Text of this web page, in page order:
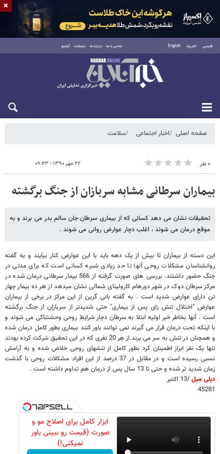
فارسی العربية English تماس با ما درباره ما تبلیغات آرشیو
شنبه ۱۷ مرداد ۱۴۰۵
صفحه اصلی اخبار اجتماعی سلامت
۰ نفر ۲۲ مهر ۱۳۹۰ - ۰۹:۴۳
بیماران سرطانی مشابه سربازان از جنگ برگشته
تحقیقات نشان می دهد کسانی که از بیماری سرطان جان سالم بدر می برند و به
موقع درمان می شوند ، اغلب دچار عوارض روانی می شوند .
این دسته از بیماران تا بیش از یک دهه باید با این عوارض کنار بیایند و به گفته
روانشناسان مشکلات روحی آنها تا حد زیادی شبیه کسانی است که برای مدتی در
جنگ حضور داشتند. بررسی های صورت گرفته از 566 بیمار سرطانی درمان شده در
مرکز سرطان دوک در شهر دورهام کارولینای شمالی نشان میدهد از هر ده بیمار چهار
تن دارای عوارض شدید است . به گفته بانی گرین از این مرکز در برخی از بیماران
عوارض "اختلال تنش زای پس از بیماری" حتی شدیدتر از سربازان از جنگ برگشته
است . آنها بخاطر خبر اولیه ابتلا به سرطان دچار شرایط روحی وحشتناکی می شوند و
با اینکه تحت درمان قرار می گیرند نمی توانند باور کنند بیماری بطور کامل درمان شده
و همچنان در تنش به سر می برند.از هر 20 نفری که در این تحقیق شرکت کرده بودند
تنها یک نفر ابراز اطمینان کرد بطور کامل از تنشهای روحی خلاص شده و به آرامش
نسبی رسیده است و در مقابل در 37 درصد از این افراد مشکلات روحی با گذشت
زمان شدید تر شده و حتی تا 13 سال پس از درمان هم تداوم داشته است .
دیلی میل /13 اکتبر
45281
ابزار کامل برای اصلاح مو و
صورت (قیمت رو ببینی باور
نمیکنی!)
×